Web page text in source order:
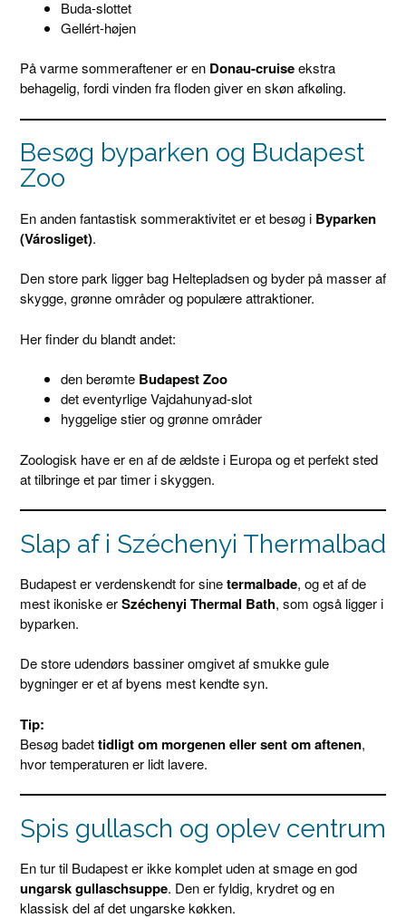
Buda-slottet
Gellért-højen
På varme sommeraftener er en Donau-cruiseekstra
behagelig, fordi vinden fra floden giver en skøn afkøling.
Besøg byparken og Budapest
Zoo
En anden fantastisk sommeraktivitet er et besøg i Byparken
(Városliget).
Den store park ligger bag Heltepladsen og byder på masser af
skygge, grønne områder og populære attraktioner.
Her finder du blandt andet:
den berømte Budapest Zoo
det eventyrlige Vajdahunyad-slot
hyggelige stier og grønne områder
Zoologisk have er en af de ældste i Europa og et perfekt sted
at tilbringe et par timer i skyggen.
Slap af i Széchenyi Thermalbad
Budapest er verdenskendt for sinetermalbade, og et af de
mest ikoniske erSzéchenyi Thermal Bath, som også ligger i
byparken.
De store udendørs bassiner omgivet af smukke gule
bygninger er et af byens mest kendte syn.
Tip:
Besøg badettidligt om morgenen eller sent om aftenen,
hvor temperaturen er lidt lavere.
Spis gullasch og oplev centrum
En tur til Budapest er ikke komplet uden at smage en god
ungarsk gullaschsuppe. Den er fyldig, krydret og en
klassisk del af det ungarske køkken.